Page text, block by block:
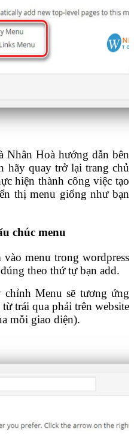
Nhân Hoà hướng dẫn bên
hãy quay trở lại trang chủ
hiện thành công việc tạo
thị menu giống như bạn
chúc menu
menu trong wordpress
theo thứ tự bạn add.
Menu sẽ tương ứng
trái qua phải trên website
mỗi giao diện).